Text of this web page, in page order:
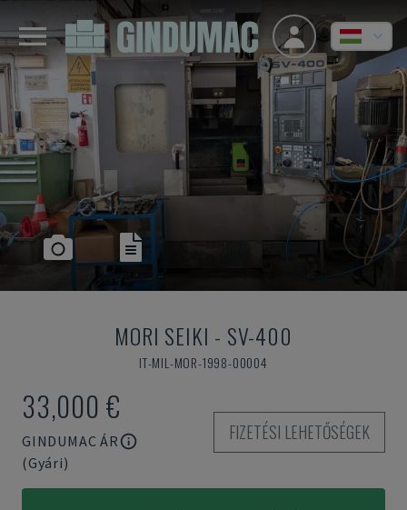
MORI SEIKI - SV-400
IT-MIL-MOR-1998-00004
33,000 €
GINDUMAC ÁR
(Gyári)
FIZETÉSI LEHETŐSÉGEK